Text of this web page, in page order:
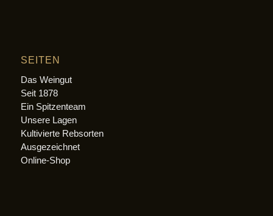
SEITEN
Das Weingut
Seit 1878
Ein Spitzenteam
Unsere Lagen
Kultivierte Rebsorten
Ausgezeichnet
Online-Shop